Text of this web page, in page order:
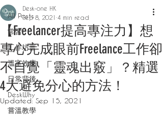
All Posts
常習
工作坊言
溫室效應
日常背後
DeskWhy
嘗溫教學
【Freelancer提高專注力】想
專心完成眼前Freelance工作卻
不自覺「靈魂出竅」？精選
4大避免分心的方法！
Desk-one HK
Sep 8, 2021 4 min read
Updated: Sep 15, 2021